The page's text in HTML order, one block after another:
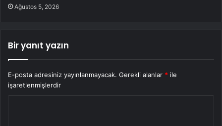
Ağustos 5, 2026
Bir yanıt yazın
E-posta adresiniz yayınlanmayacak. Gerekli alanlar * ile
işaretlenmişlerdir